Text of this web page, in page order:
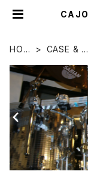
HOM
CASE & BA